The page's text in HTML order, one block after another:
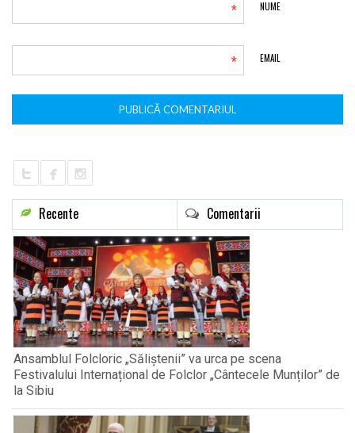
NUME
*
EMAIL
*
Recente Comentarii
Ansamblul Folcloric „Săliștenii” va urca pe scena
Festivalului Internațional de Folclor „Cântecele Munților” de
la Sibiu